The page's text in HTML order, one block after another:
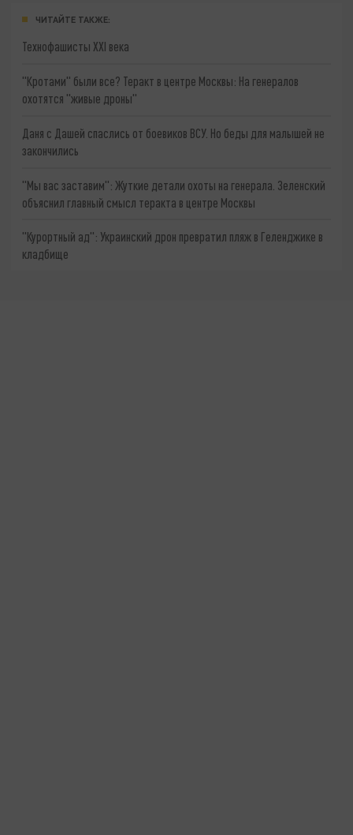
ЧИТАЙТЕ ТАКЖЕ:
Технофашисты XXI века
"Кротами" были все? Теракт в центре Москвы: На генералов
охотятся "живые дроны"
Даня с Дашей спаслись от боевиков ВСУ. Но беды для малышей не
закончились
"Мы вас заставим": Жуткие детали охоты на генерала. Зеленский
объяснил главный смысл теракта в центре Москвы
"Курортный ад": Украинский дрон превратил пляж в Геленджике в
кладбище